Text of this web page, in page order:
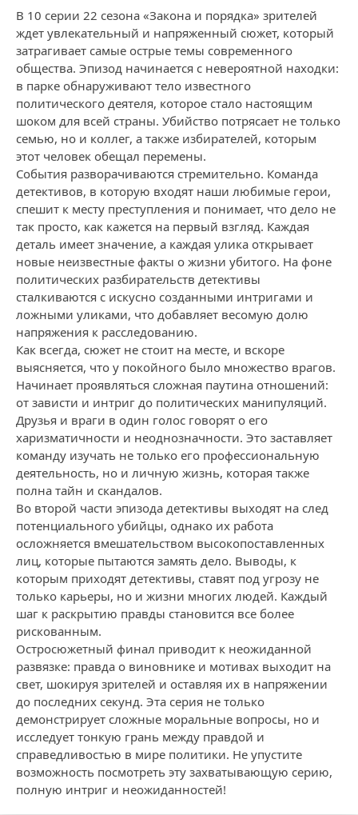
В 10 серии 22 сезона «Закона и порядка» зрителей
ждет увлекательный и напряженный сюжет, который
затрагивает самые острые темы современного
общества. Эпизод начинается с невероятной находки:
в парке обнаруживают тело известного
политического деятеля, которое стало настоящим
шоком для всей страны. Убийство потрясает не только
семью, но и коллег, а также избирателей, которым
этот человек обещал перемены.
События разворачиваются стремительно. Команда
детективов, в которую входят наши любимые герои,
спешит к месту преступления и понимает, что дело не
так просто, как кажется на первый взгляд. Каждая
деталь имеет значение, а каждая улика открывает
новые неизвестные факты о жизни убитого. На фоне
политических разбирательств детективы
сталкиваются с искусно созданными интригами и
ложными уликaми, что добавляет весомую долю
напряжения к расследованию.
Как всегда, сюжет не стоит на месте, и вскоре
выясняется, что у покойного было множество врагов.
Начинает проявляться сложная паутина отношений:
от зависти и интриг до политических манипуляций.
Друзья и враги в один голос говорят о его
харизматичности и неоднозначности. Это заставляет
команду изучать не только его профессиональную
деятельность, но и личную жизнь, которая также
полна тайн и скандалов.
Во второй части эпизода детективы выходят на след
потенциального убийцы, однако их работа
осложняется вмешательством высокопоставленных
лиц, которые пытаются замять дело. Выводы, к
которым приходят детективы, ставят под угрозу не
только карьеры, но и жизни многих людей. Каждый
шаг к раскрытию правды становится все более
рискованным.
Остросюжетный финал приводит к неожиданной
развязке: правда о виновнике и мотивах выходит на
свет, шокируя зрителей и оставляя их в напряжении
до последних секунд. Эта серия не только
демонстрирует сложные моральные вопросы, но и
исследует тонкую грань между правдой и
справедливостью в мире политики. Не упустите
возможность посмотреть эту захватывающую серию,
полную интриг и неожиданностей!